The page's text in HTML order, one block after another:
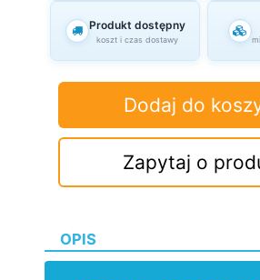
Produkt dostępny
koszt i czas dostawy
Zapytaj o
Dodaj do
OPIS